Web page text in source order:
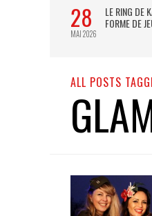
28
MAI 2026
LE RING DE
FORME DE
ALL POSTS